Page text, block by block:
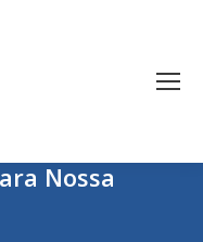
Nossa